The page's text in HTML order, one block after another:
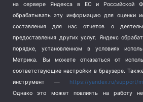
Экология (8)
Экономика (1172)
на сервере Яндекса в ЕС и Российской
обрабатывать эту информацию для оценки
составления для нас отчетов о
предоставления других услуг. Яндекс
порядке, установленном в условиях
Метрика.
Вы можете отказаться от
соответствующие настройки в браузере.
инструмент — https://yandex.ru/support/
Однако это может повлиять на работу